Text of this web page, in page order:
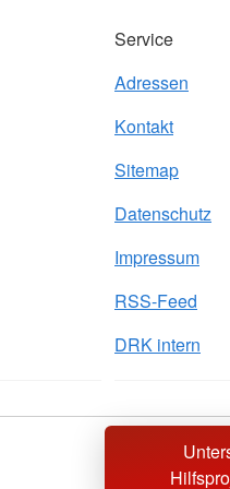
Service
Adressen
Kontakt
Sitemap
Datenschutz
Impressum
RSS-Feed
DRK intern